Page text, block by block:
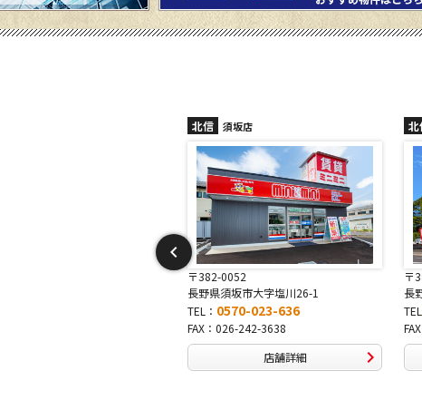
北信 長野稲田店
〒381-0042
長野県長野市稲田2-7-43
TEL：0570-025-457
FAX：026-254-5778
店舗詳細
〒
長